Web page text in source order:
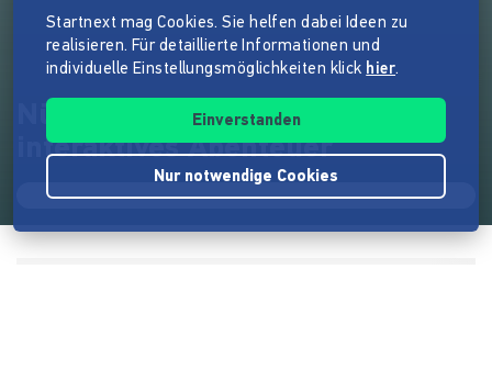
Nürnberg-Nordkap _ ein
interaktives Abenteuer
Startnext mag Cookies. Sie helfen dabei Ideen zu
realisieren. Für detaillierte Informationen und
individuelle Einstellungsmöglichkeiten klick hier.
Einverstanden
Nur notwendige Cookies